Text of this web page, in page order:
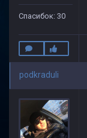
Спасибок: 30
podkraduli